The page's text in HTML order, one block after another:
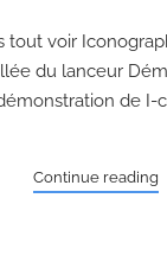
tout voir
du lanceur
de I-
Continue reading